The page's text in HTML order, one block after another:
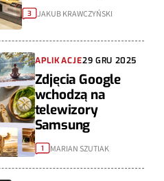
3 JAKUB KRAWCZYŃSKI
APLIKACJE29 GRU 2025
Zdjęcia Google
wchodzą na
telewizory
Samsung
1 MARIAN SZUTIAK